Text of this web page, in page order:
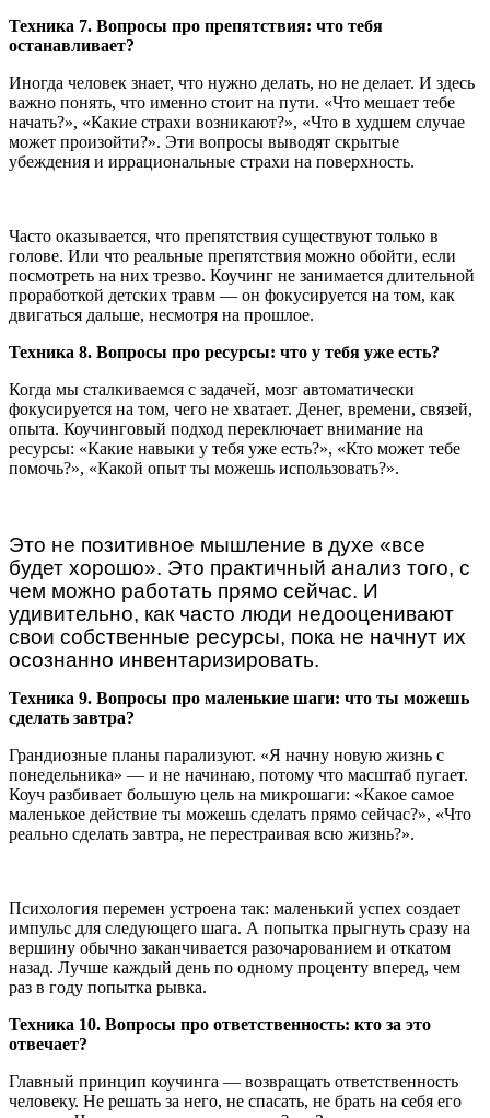
Техника 7. Вопросы про препятствия: что тебя
останавливает?
Иногда человек знает, что нужно делать, но не делает. И здесь
важно понять, что именно стоит на пути. «Что мешает тебе
начать?», «Какие страхи возникают?», «Что в худшем случае
может произойти?». Эти вопросы выводят скрытые
убеждения и иррациональные страхи на поверхность.
Часто оказывается, что препятствия существуют только в
голове. Или что реальные препятствия можно обойти, если
посмотреть на них трезво. Коучинг не занимается длительной
проработкой детских травм — он фокусируется на том, как
двигаться дальше, несмотря на прошлое.
Техника 8. Вопросы про ресурсы: что у тебя уже есть?
Когда мы сталкиваемся с задачей, мозг автоматически
фокусируется на том, чего не хватает. Денег, времени, связей,
опыта. Коучинговый подход переключает внимание на
ресурсы: «Какие навыки у тебя уже есть?», «Кто может тебе
помочь?», «Какой опыт ты можешь использовать?».
Это не позитивное мышление в духе «все
будет хорошо». Это практичный анализ того, с
чем можно работать прямо сейчас. И
удивительно, как часто люди недооценивают
свои собственные ресурсы, пока не начнут их
осознанно инвентаризировать.
Техника 9. Вопросы про маленькие шаги: что ты можешь
сделать завтра?
Грандиозные планы парализуют. «Я начну новую жизнь с
понедельника» — и не начинаю, потому что масштаб пугает.
Коуч разбивает большую цель на микрошаги: «Какое самое
маленькое действие ты можешь сделать прямо сейчас?», «Что
реально сделать завтра, не перестраивая всю жизнь?».
Психология перемен устроена так: маленький успех создает
импульс для следующего шага. А попытка прыгнуть сразу на
вершину обычно заканчивается разочарованием и откатом
назад. Лучше каждый день по одному проценту вперед, чем
раз в году попытка рывка.
Техника 10. Вопросы про ответственность: кто за это
отвечает?
Главный принцип коучинга — возвращать ответственность
человеку. Не решать за него, не спасать, не брать на себя его